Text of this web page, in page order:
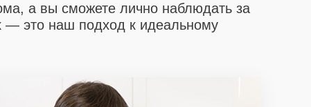
а вы сможете лично наблюдать за
— это наш подход к идеальному